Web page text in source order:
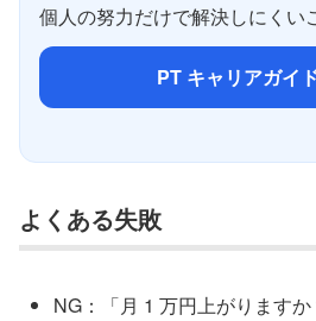
個人の努力だけで解決しにくい
PT キャリアガイ
よくある失敗
NG：「月 1 万円上がります